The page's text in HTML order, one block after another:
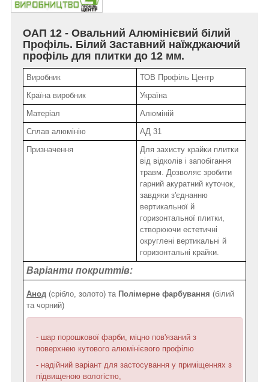
ОАП 12 - Овальний Алюмінієвий білий
Профіль. Білий Заставний наїжджаючий
профіль для плитки до 12 мм.
Виробник
ТОВ Профіль Центр
Країна виробник
Україна
Матеріал
Алюміній
Сплав алюмінію
АД 31
Призначення
Для захисту крайки плитки
від відколів і запобігання
травм. Дозволяє зробити
гарний акуратний куточок,
завдяки з'єднанню
вертикальної й
горизонтальної плитки,
створюючи естетичні
округлені вертикальні й
горизонтальні крайки.
Варіанти покриттів:
Анод (срібло, золото) та Полімерне фарбування (білий
та чорний)
- шар порошкової фарби, міцно пов'язаний з
поверхнею кутового алюмінієвого профілю
- надійний варіант для застосування у приміщеннях з
підвищеною вологістю,